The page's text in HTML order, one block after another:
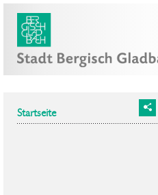
Startseite